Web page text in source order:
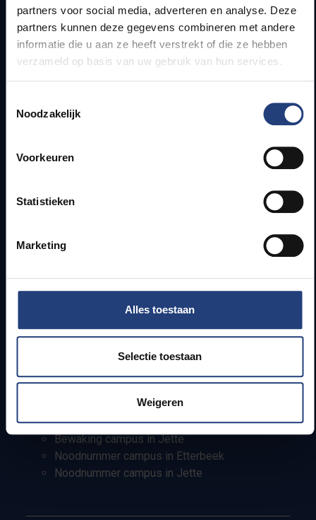
partners voor social media, adverteren en analyse. Deze
partners kunnen deze gegevens combineren met andere
informatie die u aan ze heeft verstrekt of die ze hebben
verzameld op basis van uw gebruik van hun services.
Noodzakelijk
Voorkeuren
Statistieken
Marketing
Alles toestaan
Selectie toestaan
Weigeren
Snel naar
Lesroosters
Info voor
Pers
Personeel
PhD-studenten
Leerkrachten en secundaire scholen
Werkstudenten
Bewaking en noodnummers
Bewaking campus in Etterbeek
Bewaking campus in Jette
Noodnummer campus in Etterbeek
Noodnummer campus in Jette